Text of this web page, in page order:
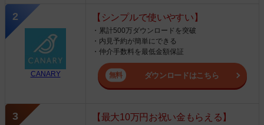
CANARY
【シンプルで使いやすい】
・累計500万ダウンロードを突破
・内見予約が簡単にできる
・仲介手数料を最低金額保証
ダウンロードはこちら
【最大10万円お祝い金もらえる】